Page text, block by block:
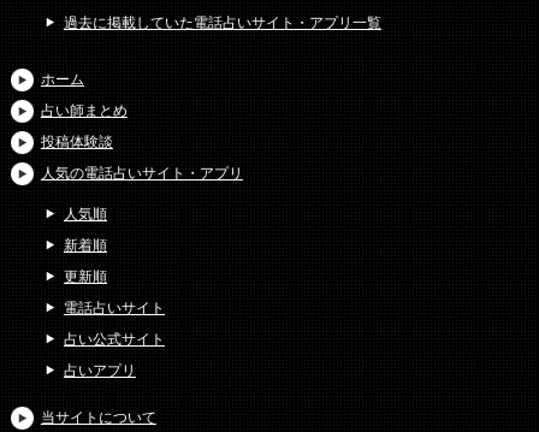
過去に掲載していた電話占いサイト・アプリ一覧
ホーム
占い師まとめ
投稿体験談
人気の電話占いサイト・アプリ
人気順
新着順
更新順
電話占いサイト
占い公式サイト
占いアプリ
当サイトについて